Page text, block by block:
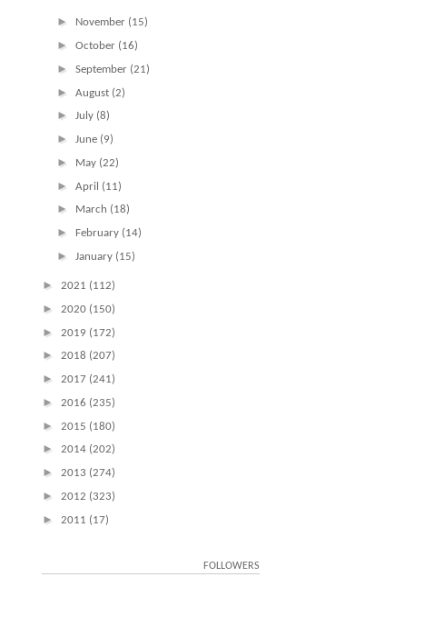
► November (15)
► October (16)
► September (21)
► August (2)
► July (8)
► June (9)
► May (22)
► April (11)
► March (18)
► February (14)
► January (15)
► 2021 (112)
► 2020 (150)
► 2019 (172)
► 2018 (207)
► 2017 (241)
► 2016 (235)
► 2015 (180)
► 2014 (202)
► 2013 (274)
► 2012 (323)
► 2011 (17)
FOLLOWERS